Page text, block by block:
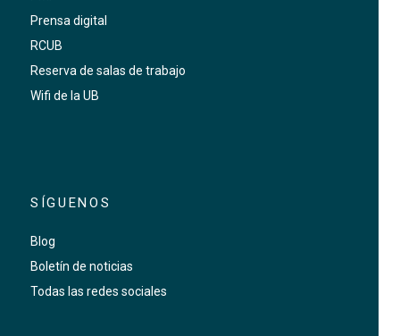
Prensa digital
RCUB
Reserva de salas de trabajo
Wifi de la UB
SÍGUENOS
Blog
Boletín de noticias
Todas las redes sociales